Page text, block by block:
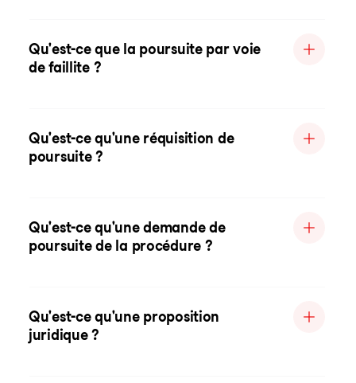
Qu'est-ce que la poursuite par voie
de faillite ?
Qu'est-ce qu'une réquisition de
poursuite ?
Qu'est-ce qu'une demande de
poursuite de la procédure ?
Qu'est-ce qu'une proposition
juridique ?